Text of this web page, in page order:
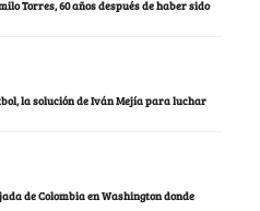
Torres, 60 años después de haber sido
la solución de Iván Mejía para luchar
de Colombia en Washington donde